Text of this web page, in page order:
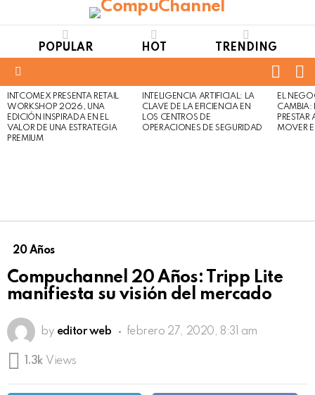
POPULAR HOT TRENDING
LATEST
STORIES
INTCOMEX PRESENTA RETAIL
WORKSHOP 2026, UNA
EDICIÓN INSPIRADA EN EL
VALOR DE UNA ESTRATEGIA
PREMIUM
INTELIGENCIA ARTIFICIAL: LA
CLAVE DE LA EFICIENCIA EN
LOS CENTROS DE
OPERACIONES DE SEGURIDAD
EL
CAMBIA:
MOVER
20 Años
Compuchannel 20 Años: Tripp Lite
manifiesta su visión del mercado
by editor web febrero 27, 2020, 8:31 am
1.3k Views